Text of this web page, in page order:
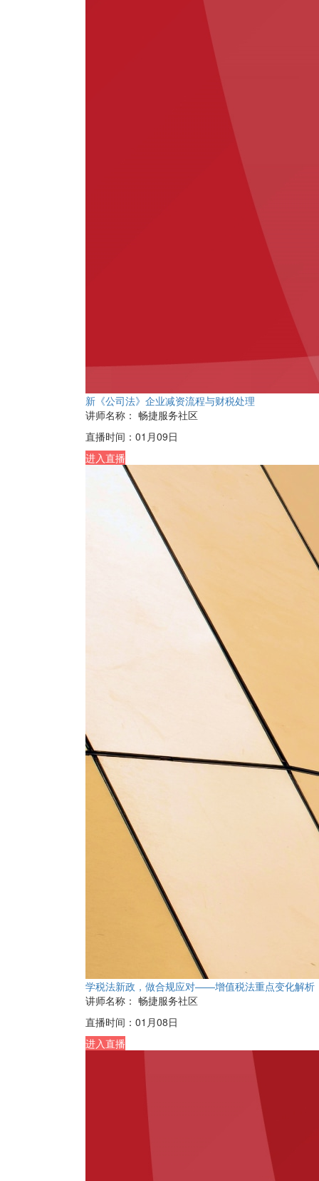
新《公司法》企业减资流程与财税处理
讲师名称： 畅捷服务社区
直播时间： 01月09日
进入直播
学税法新政，做合规应对——增值税法重点变化解析
讲师名称： 畅捷服务社区
直播时间： 01月08日
进入直播